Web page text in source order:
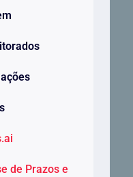
de Prazos e